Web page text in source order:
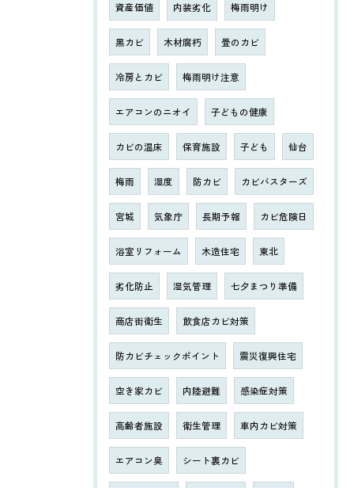
資産価値 内装劣化 梅雨明け
黒カビ 木材腐朽 畳のカビ
冷房とカビ 梅雨明け注意
エアコンのニオイ 子どもの健康
カビの温床 保育施設 子ども 仙台
梅雨 湿度 防カビ カビバスターズ
宮城 気象庁 長期予報 カビ危険日
浴室リフォーム 木造住宅 東北
劣化防止 湿気管理 七夕まつり準備
商店街衛生 飲食店カビ対策
防カビチェックポイント 震災復興住宅
空き家カビ 内陸避難 感染症対策
高齢者施設 衛生管理 車内カビ対策
エアコン臭 シート裏カビ